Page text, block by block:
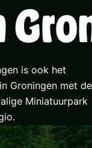
is ook het
Groningen met de
Miniatuurpark